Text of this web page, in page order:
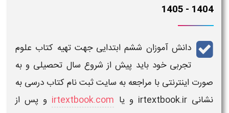
1404 - 1405
دانش آموزان ششم ابتدایی جهت تهیه کتاب علوم
تجربی ​خود باید پیش از شروع سال تحصیلی و به
صورت اینترنتی با مراجعه به سایت ثبت نام کتاب درسی به
نشانی irtextbook.ir
و یا irtextbook.com و پس از